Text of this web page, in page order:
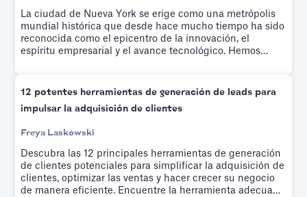
La ciudad de Nueva York se erige como una metrópolis
mundial histórica que desde hace mucho tiempo ha sido
reconocida como el epicentro de la innovación, el
espíritu empresarial y el avance tecnológico. Hemos
12 potentes herramientas de generación de leads para
impulsar la adquisición de clientes
Freya Laskowski
Descubra las 12 principales herramientas de generación
de clientes potenciales para simplificar la adquisición de
clientes, optimizar las ventas y hacer crecer su negocio
de manera eficiente. Encuentre la herramienta adecuada